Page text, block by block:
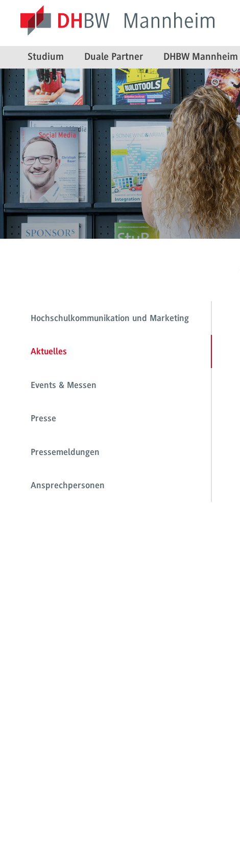
Studium Duale Partner DHBW Mannheim
Hochschulkommunikation und Marketing
Aktuelles
Events & Messen
Presse
Pressemeldungen
Ansprechpersonen